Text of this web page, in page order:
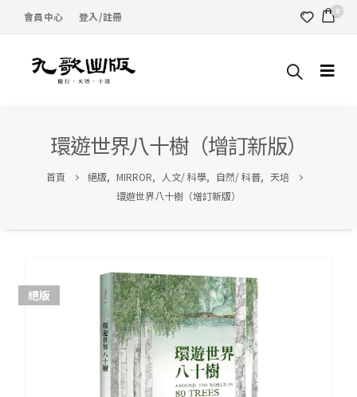
會員中心 登入/註冊 0
環遊世界八十樹（增訂新版）
首頁 絕版, MIRROR, 人文/ 科學, 自然/ 科普, 天培
環遊世界八十樹（增訂新版）
絕版